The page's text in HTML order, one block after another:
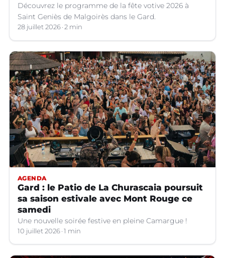
Découvrez le programme de la fête votive 2026 à
Saint Geniès de Malgoirès dans le Gard.
28 juillet 2026 2 min
AGENDA
Gard : le Patio de La Churascaia poursuit
sa saison estivale avec Mont Rouge ce
samedi
Une nouvelle soirée festive en pleine Camargue !
10 juillet 2026 1 min